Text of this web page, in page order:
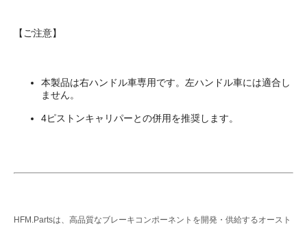
【ご注意】
本製品は右ハンドル車専用です。左ハンドル車には適合し
ません。
4ピストンキャリパーとの併用を推奨します。
HFM.Partsは、高品質なブレーキコンポーネントを開発・供給するオースト